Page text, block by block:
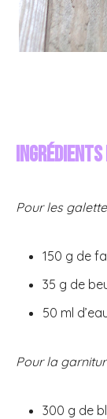
Ingrédients
Pour les
150 g de
35 g de
50 ml
Pour la
300 g de